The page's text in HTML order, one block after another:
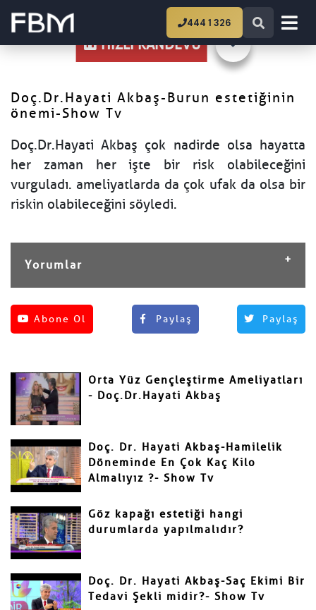
444 1 326
Doç.Dr.Hayati Akbaş-Burun
estetiğinin önemi-Show Tv
HIZLI RANDEVU
Doç.Dr.Hayati Akbaş-Burun estetiğinin
önemi-Show Tv
Doç.Dr.Hayati Akbaş çok nadirde olsa hayatta
her zaman her işte bir risk olabileceğini
vurguladı. ameliyatlarda da çok ufak da olsa bir
riskin olabileceğini söyledi.
Abone Ol Paylaş Paylaş
Yorumlar
Henüz yorum yapılmamış.
Adınız ve Soyadınız
Mail
Yorumunuz
Orta Yüz Gençleştirme Ameliyatları
- Doç.Dr.Hayati Akbaş
Doç. Dr. Hayati Akbaş-Hamilelik
Döneminde En Çok Kaç Kilo
Almalıyız ?- Show Tv
Göz kapağı estetiği hangi
durumlarda yapılmalıdır?
Doç. Dr. Hayati Akbaş-Saç Ekimi Bir
Tedavi Şekli midir?- Show Tv